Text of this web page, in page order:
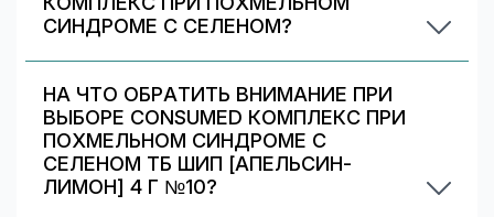
СИНДРОМЕ С СЕЛЕНОМ?
«Формы выпуска» можно сравнить цены и
наличие в Липецке.
НА ЧТО ОБРАТИТЬ ВНИМАНИЕ ПРИ
ВЫБОРЕ CONSUMED КОМПЛЕКС ПРИ
ПОХМЕЛЬНОМ СИНДРОМЕ С
СЕЛЕНОМ ТБ ШИП [АПЕЛЬСИН-
ЛИМОН] 4 Г №10?